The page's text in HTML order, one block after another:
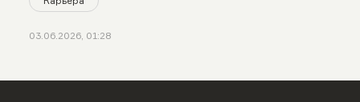
03.06.2026, 01:28